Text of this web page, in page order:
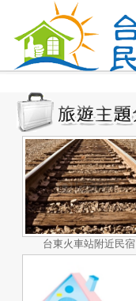
台東火車站附近民宿